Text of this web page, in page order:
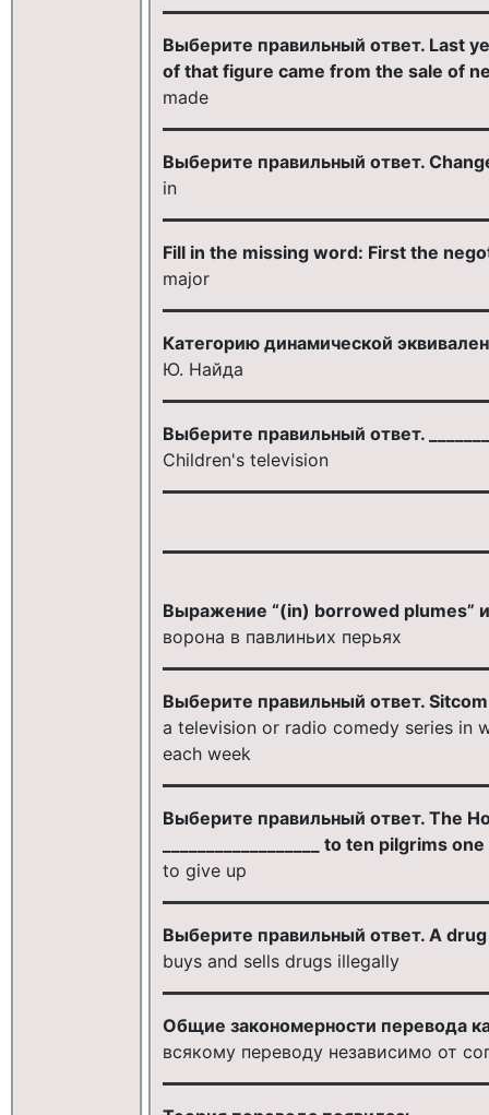
Выберите правильный ответ. Last
of that figure came from the sale of
made
Выберите правильный ответ.
in
Fill in the missing word: First the
major
Категорию динамической
Ю. Найда
Выберите правильный ответ.
Children's television
Выражение “(in) borrowed plumes”
ворона в павлиньих перьях
Выберите правильный ответ. Sitcom
a television or radio comedy series in
each week
Выберите правильный ответ. The
__________________ to ten pilgrims
to give up
Выберите правильный ответ. A drug
buys and sells drugs illegally
Общие закономерности перевода
всякому переводу независимо от